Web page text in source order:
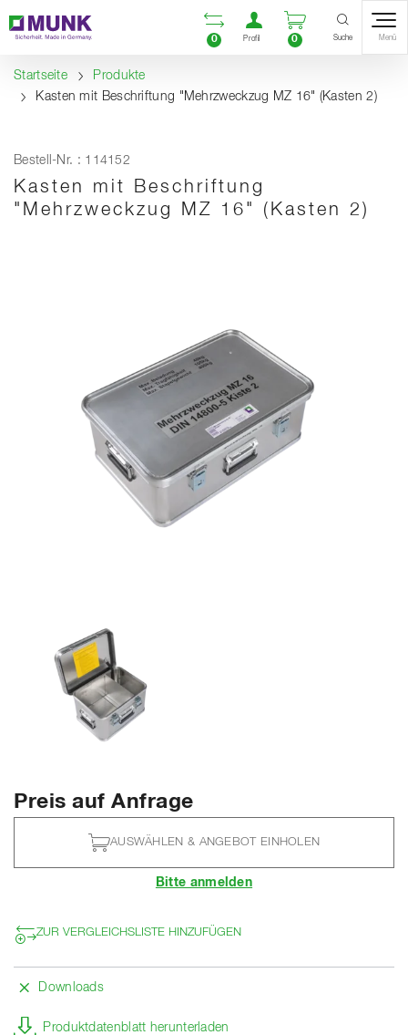
Inhalt
Inhaltsverzeichnis
Navigation Vergleichsliste öffnen
0
Benutzerkonto
Profil
Warenkorb
0 Suche Menü
Startseite
Produkte
Kasten mit Beschriftung "Mehrzweckzug MZ 16" (Kasten 2)
Bestell-Nr. : 114152
Kasten mit Beschriftung
"Mehrzweckzug MZ 16" (Kasten 2)
Preis auf Anfrage
AUSWÄHLEN & ANGEBOT EINHOLEN
Bitte anmelden
ZUR VERGLEICHSLISTE HINZUFÜGEN
Downloads
Produktdatenblatt herunterladen